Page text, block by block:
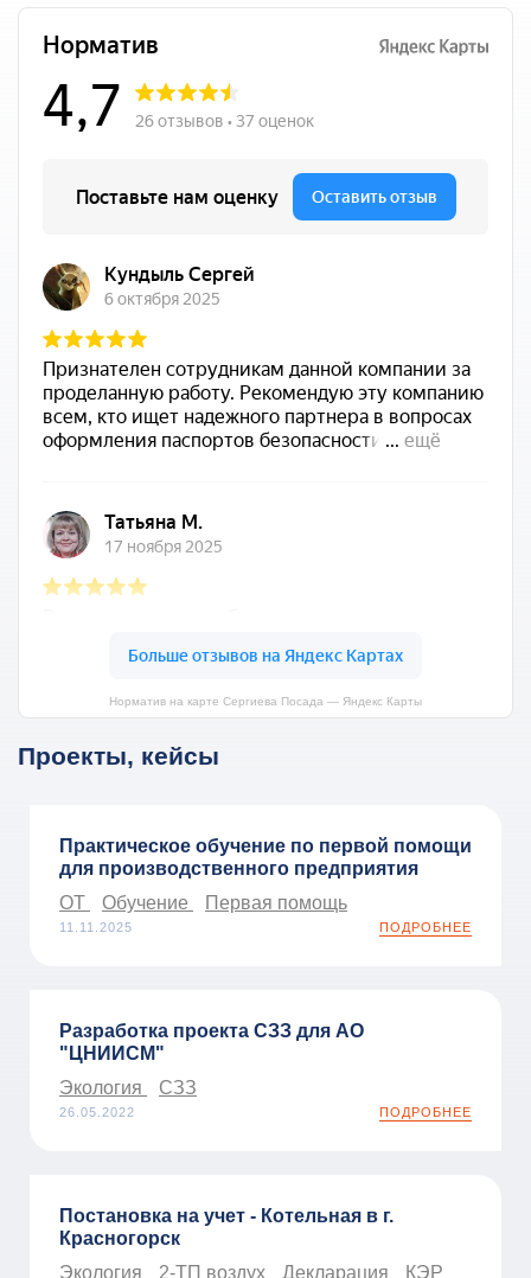
Норматив на карте Сергиева Посада — Яндекс Карты
Проекты, кейсы
Практическое обучение по первой помощи
для производственного предприятия
ОТ
Обучение Первая помощь
11.11.2025 ПОДРОБНЕЕ
Разработка проекта СЗЗ для АО
"ЦНИИСМ"
Экология
СЗЗ
26.05.2022 ПОДРОБНЕЕ
Постановка на учет - Котельная в г.
Красногорск
Экология
2-ТП воздух Декларация
КЭР